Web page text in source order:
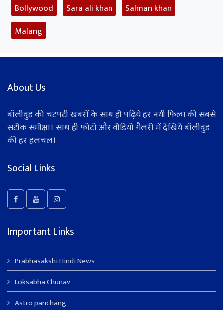
Bollywood Sara ali khan
Salman khan
Malang
About Us
बॉलीवुड की चटपटी खबरों के साथ ही पढ़िये हर नयी फिल्म की सबसे
सटीक समीक्षा। साथ ही फोटो और वीडियो गैलरी में देखिये बॉलीवुड
की हर हलचल।
Social Links
Important Links
Prabhasakshi Hindi News
Loksabha Chunav
Astro panchang